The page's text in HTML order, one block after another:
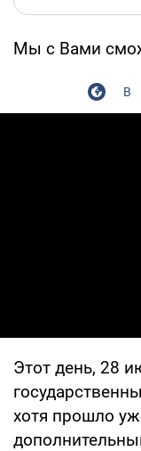
Мы с Вами
Этот день, 28
хотя прошло